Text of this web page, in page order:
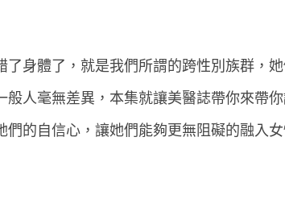
身體了，就是我們所謂的跨性別族群，
人毫無差異，本集就讓美醫誌帶你來帶
的自信心，讓她們能夠更無阻礙的融入